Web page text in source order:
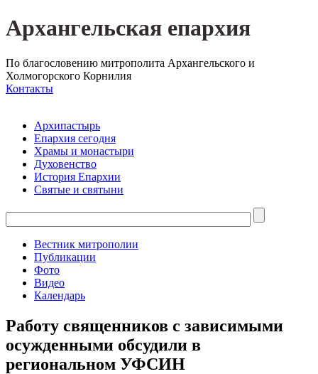
Архангельская епархия
По благословению митрополита Архангельского и
Холмогорского Корнилия
Контакты
Архипастырь
Епархия сегодня
Храмы и монастыри
Духовенство
История Епархии
Святые и святыни
Вестник митрополии
Публикации
Фото
Видео
Календарь
Работу священников с зависимыми
осужденными обсудили в
региональном УФСИН